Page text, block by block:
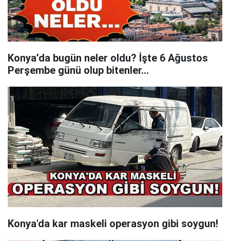
Konya’da bugün neler oldu? İşte 6 Ağustos
Perşembe günü olup bitenler…
Konya'da kar maskeli operasyon gibi soygun!